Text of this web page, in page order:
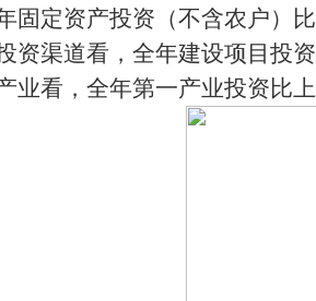
固定资产投资（不含农户）
资渠道看，全年建设项目投
业看，全年第一产业投资比